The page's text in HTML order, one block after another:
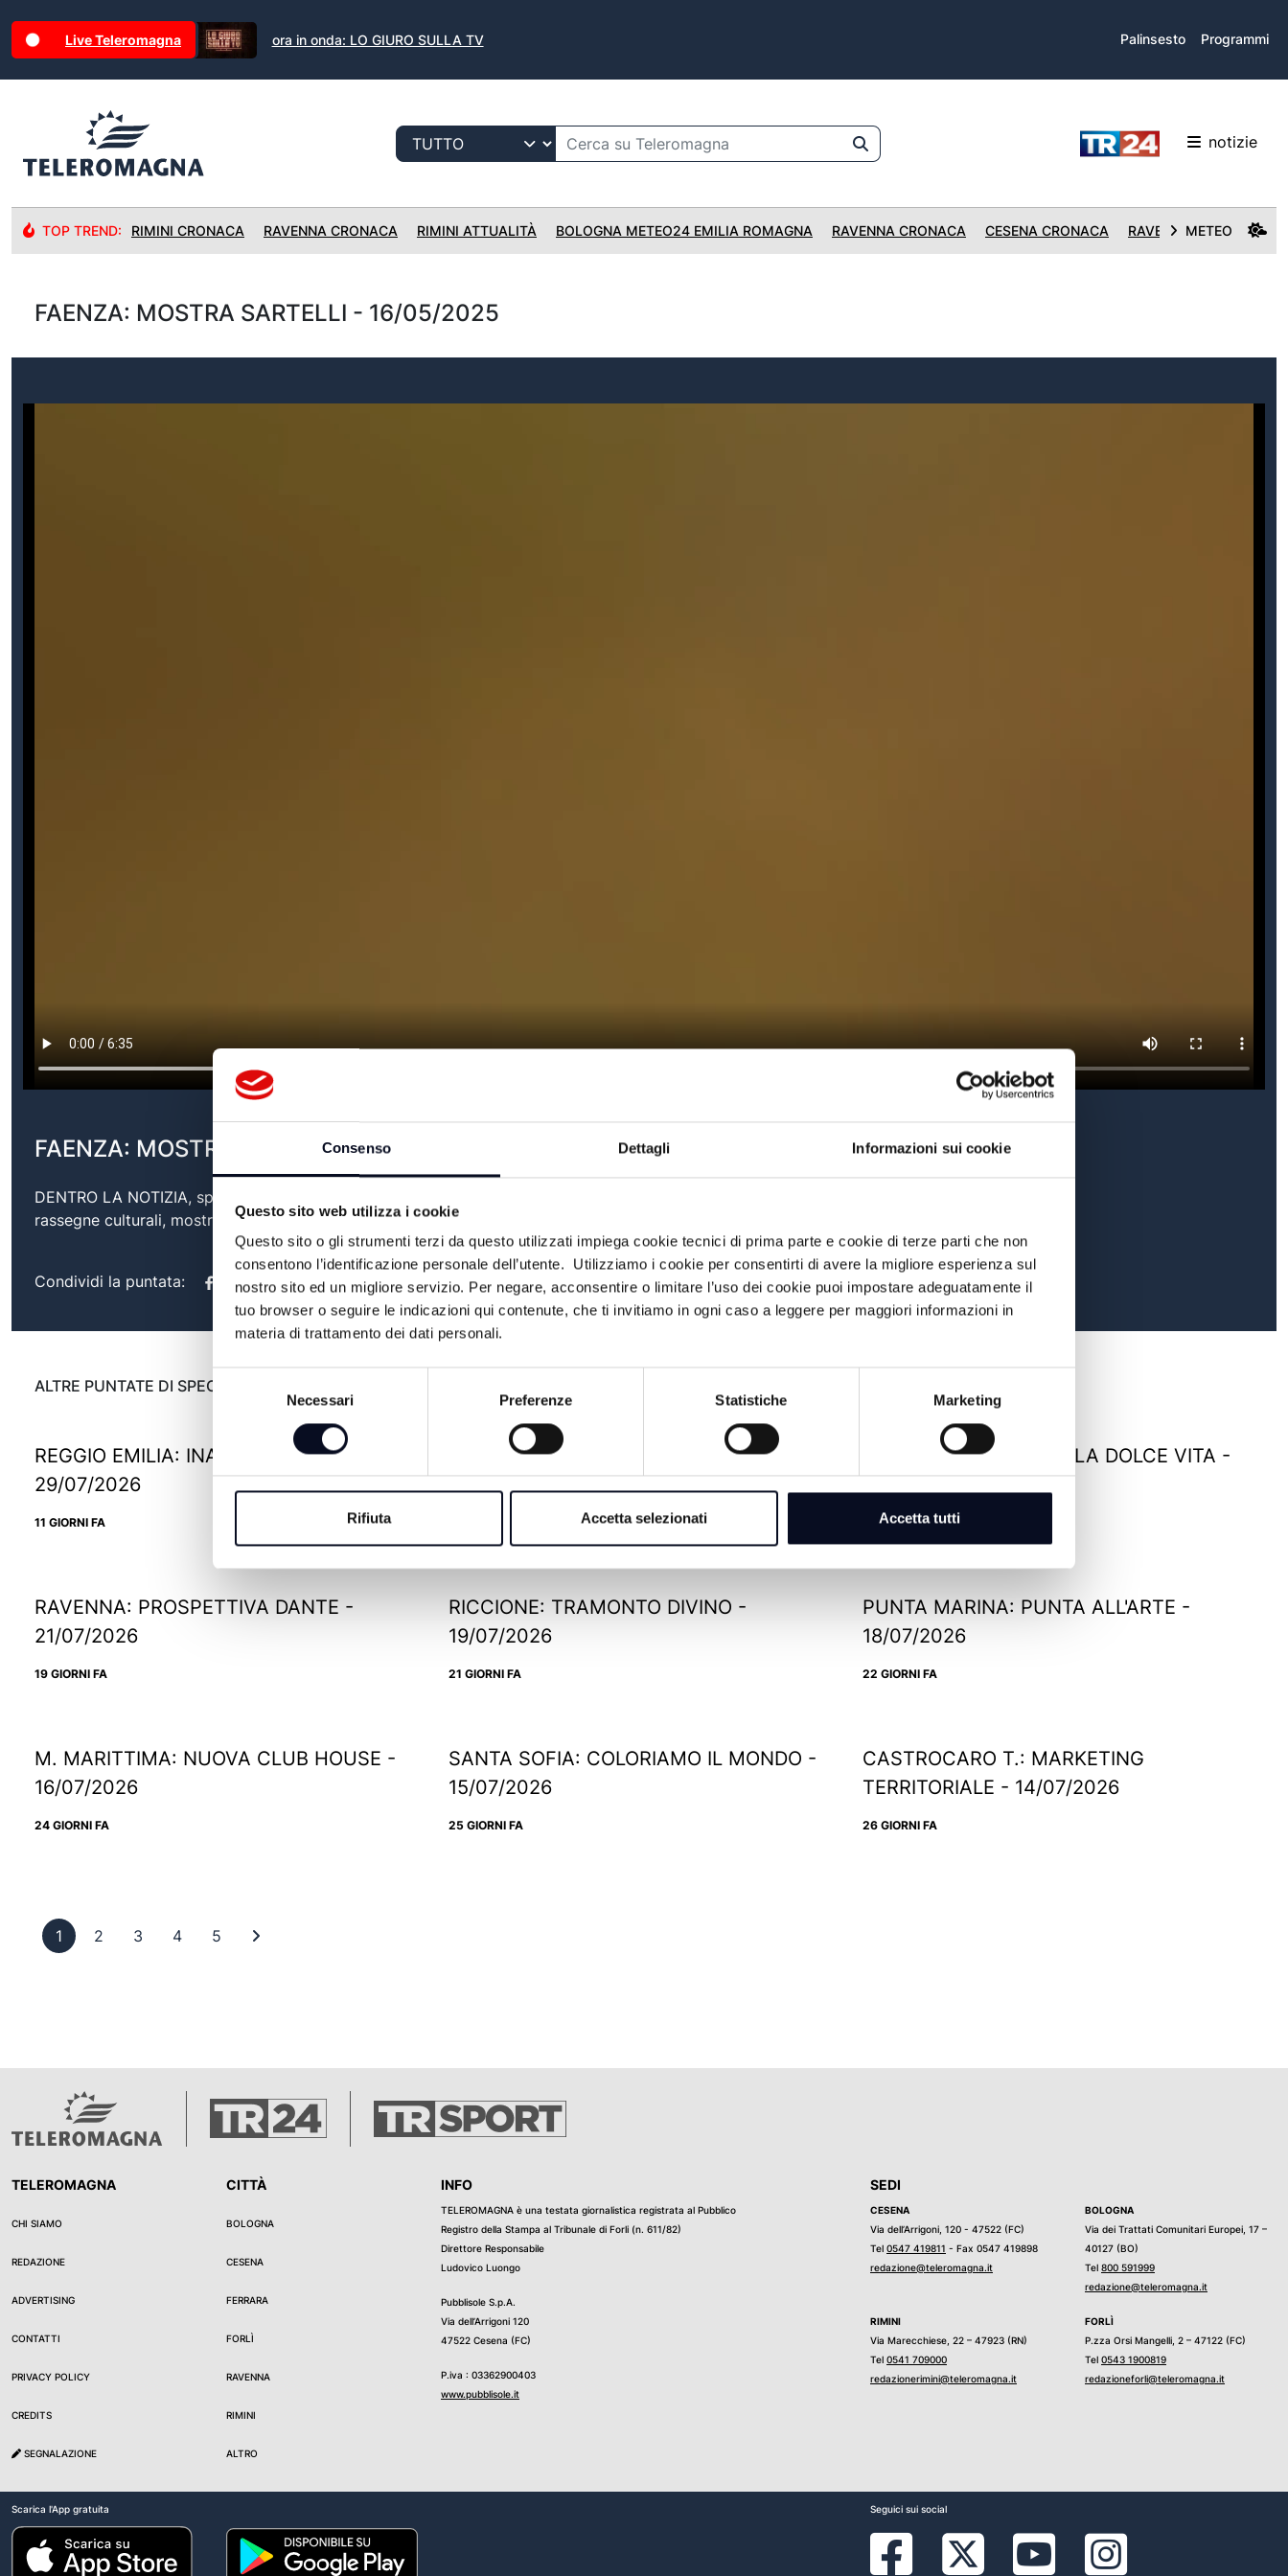
Consenso Dettagli Informazioni sui cookie
Questo sito web utilizza i cookie
Questo sito o gli strumenti terzi da questo utilizzati impiega cookie tecnici di prima parte e cookie di terze parti che non
consentono l’identificazione personale dell’utente. Utilizziamo i cookie per consentirti di avere la migliore esperienza sul
nostro sito ed un migliore servizio. Per negare, acconsentire o limitare l’uso dei cookie puoi impostare adeguatamente il
tuo browser o seguire le indicazioni qui contenute, che ti invitiamo in ogni caso a leggere per maggiori informazioni in
materia di trattamento dei dati personali.
Selezione
Necessari Preferenze Statistiche Marketing
Rifiuta Accetta selezionati Accetta tutti
Live Teleromagna ora in onda: LO GIURO SULLA TV Palinsesto Programmi
notizie
TOP TREND: RIMINI CRONACA RAVENNA CRONACA RIMINI ATTUALITÀ BOLOGNA METEO24 EMILIA ROMAGNA RAVENNA CRONACA CESENA CRONACA RAVENNA CRONACA
METEO
FAENZA: MOSTRA SARTELLI - 16/05/2025
FAENZA: MOSTRA SARTELLI - 16/05/2025
DENTRO LA NOTIZIA, speciale televisivo sull'’attualità made in Romagna. Servizi video su
rassegne culturali, mostre, eventi ma anche promozione del territorio e delle sue impres
Condividi la puntata:
ALTRE PUNTATE DI SPECIALE
REGGIO EMILIA: INAUGURA IKEA PAOP -
29/07/2026
11 GIORNI FA
ROMAGNA: L'ALGORITMO DELLA
RIMINI: TERRAZZA DELLA DOLCE VITA -
18 GIORNI FA
RAVENNA: PROSPETTIVA DANTE -
21/07/2026
19 GIORNI FA
RICCIONE: TRAMONTO DIVINO -
19/07/2026
21 GIORNI FA
PUNTA MARINA: PUNTA ALL'ARTE -
18/07/2026
22 GIORNI FA
M. MARITTIMA: NUOVA CLUB HOUSE -
16/07/2026
24 GIORNI FA
SANTA SOFIA: COLORIAMO IL MONDO -
15/07/2026
25 GIORNI FA
CASTROCARO T.: MARKETING
TERRITORIALE - 14/07/2026
26 GIORNI FA
1 Pagina 1
2 Pagina 2
3 Pagina 3
4Pagina 4
5 Pagina 5
TELEROMAGNA
CHI SIAMO
REDAZIONE
ADVERTISING
CONTATTI
PRIVACY POLICY
CREDITS
SEGNALAZIONE
CITTÀ
BOLOGNA
CESENA
FERRARA
FORLÌ
RAVENNA
RIMINI
ALTRO
INFO
TELEROMAGNA è una testata giornalistica registrata al Pubblico
Registro della Stampa al Tribunale di Forli (n. 611/82)
Direttore Responsabile
Ludovico Luongo
Pubblisole S.p.A.
Via dell’Arrigoni 120
47522 Cesena (FC)
P.iva : 03362900403
www.pubblisole.it
SEDI
CESENA
Via dell’Arrigoni, 120 - 47522 (FC)
Tel 0547 419811 - Fax 0547 419898
redazione@teleromagna.it
BOLOGNA
Via dei Trattati Comunitari Europei, 17 –
40127 (BO)
Tel 800 591999
redazione@teleromagna.it
RIMINI
Via Marecchiese, 22 – 47923 (RN)
Tel 0541 709000
redazionerimini@teleromagna.it
FORLÌ
P.zza Orsi Mangelli, 2 – 47122 (FC)
Tel 0543 1900819
redazioneforli@teleromagna.it
Scarica l'App gratuita Seguici sui social